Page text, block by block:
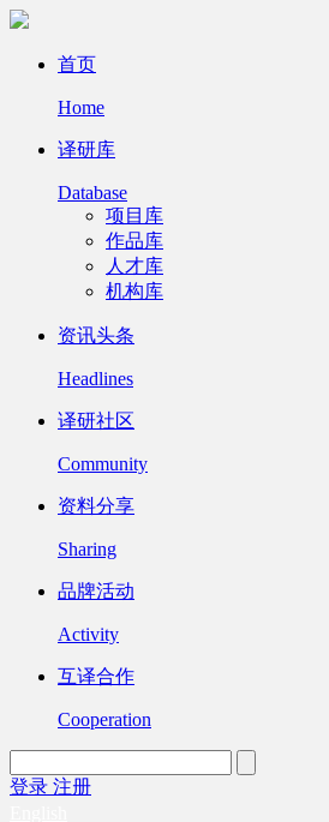
首页
Home
译研库
Database
项目库
作品库
人才库
机构库
资讯头条
Headlines
译研社区
Community
资料分享
Sharing
品牌活动
Activity
互译合作
Cooperation
登录 注册